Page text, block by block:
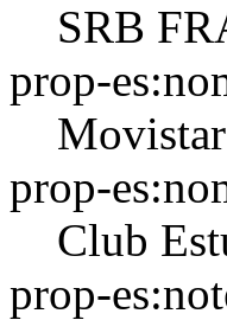
SRB
prop-
prop-
Club
prop-